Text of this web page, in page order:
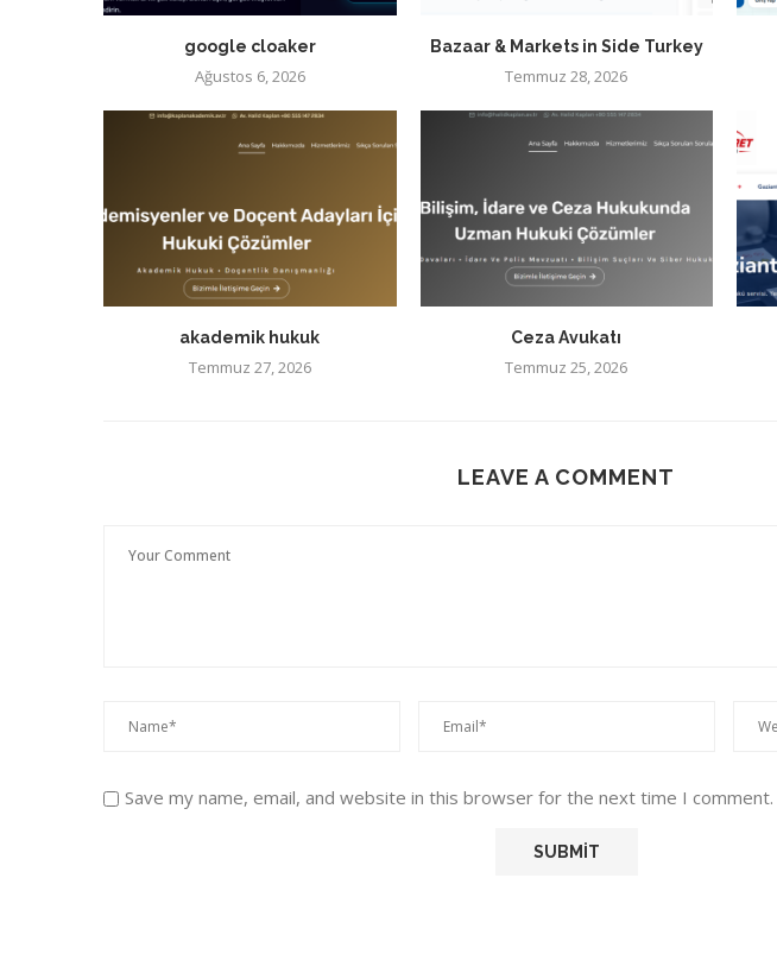
google cloaker
Ağustos 6, 2026
Bazaar & Markets in Side Turkey
Temmuz 28, 2026
akademik hukuk
Temmuz 27, 2026
Ceza Avukatı
Temmuz 25, 2026
LEAVE A COMMENT
Save my name, email, and website in this browser for the next time I comment.